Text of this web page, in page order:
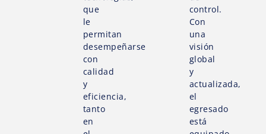
que
le
permitan
desempeñarse
con
calidad
y
eficiencia,
tanto
en
control.
Con
una
visión
global
y
actualizada,
el
egresado
está